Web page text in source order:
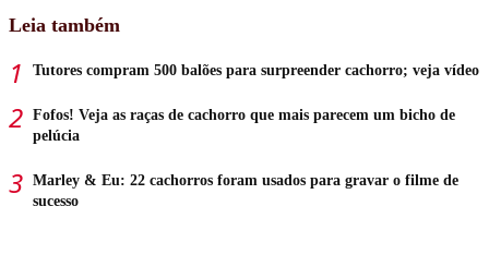
Leia também
Tutores compram 500 balões para surpreender cachorro; veja vídeo
Fofos! Veja as raças de cachorro que mais parecem um bicho de
pelúcia
Marley & Eu: 22 cachorros foram usados para gravar o filme de
sucesso